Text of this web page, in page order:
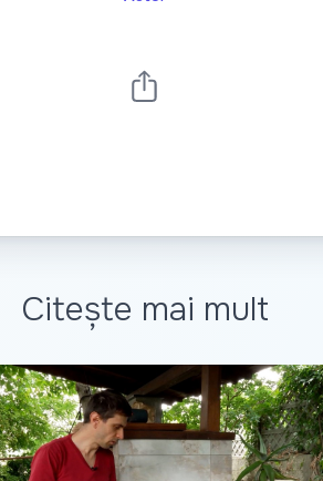
Citește mai mult